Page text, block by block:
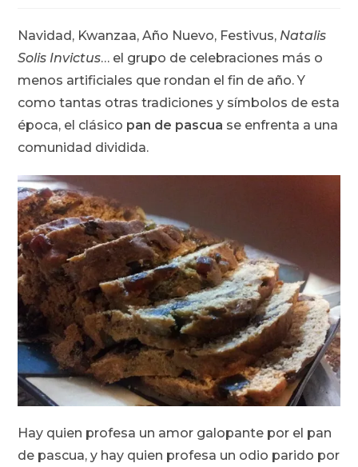
entrada:
Navidad, Kwanzaa, Año Nuevo, Festivus, Natalis
Solis Invictus… el grupo de celebraciones más o
menos artificiales que rondan el fin de año. Y
como tantas otras tradiciones y símbolos de esta
época, el clásico pan de pascua se enfrenta a una
comunidad dividida.
Hay quien profesa un amor galopante por el pan
de pascua, y hay quien profesa un odio parido por